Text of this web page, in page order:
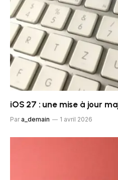
iOS 27 : une mise à jour
Par a_demain 1 avril 2026